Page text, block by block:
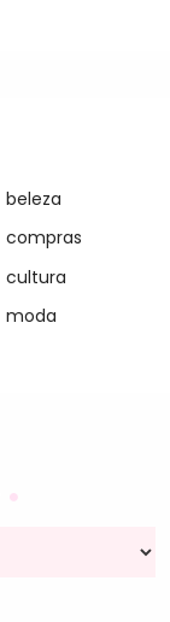
beleza
compras
cultura
moda